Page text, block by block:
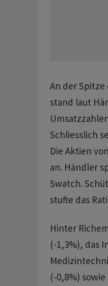
An der
stand laut
Schliesslich
Die Aktien
an. Händler
Swatch.
stufte das
Hinter
(-1,3%), das
(-0,8%)